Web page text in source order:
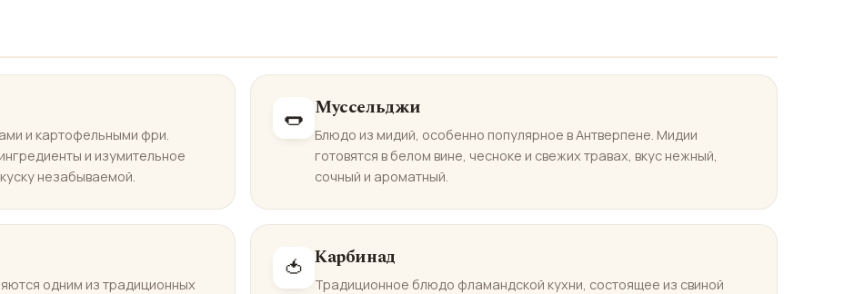
и картофельными фри.
и изумительное
незабываемой.
🌭 Муссельджи
Блюдо из мидий, особенно популярное в Антверпене. Мидии
готовятся в белом вине, чесноке и свежих травах, вкус нежный,
сочный и ароматный.
одним из традиционных
🍅 Карбинад
Традиционное блюдо фламандской кухни, состоящее из свиной